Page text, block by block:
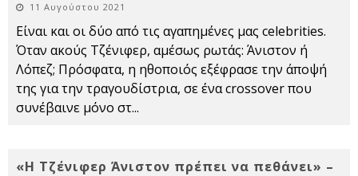
11 Αυγούστου 2021
Είναι και οι δύο από τις αγαπημένες μας celebrities.
Όταν ακούς Τζένιφερ, αμέσως ρωτάς: Άνιστον ή
Λόπεζ; Πρόσφατα, η ηθοποιός εξέφρασε την άποψή
της για την τραγουδίστρια, σε ένα crossover που
συνέβαινε μόνο στ...
«Η Τζένιφερ Άνιστον πρέπει να πεθάνει» –